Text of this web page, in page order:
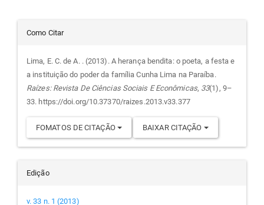
Detalhes
do
artigo
Como Citar
Lima, E. C. de A. . (2013). A herança bendita: o poeta, a festa e
a instituição do poder da família Cunha Lima na Paraíba.
Raízes: Revista De Ciências Sociais E Econômicas, 33(1), 9–
33. https://doi.org/10.37370/raizes.2013.v33.377
FOMATOS DE CITAÇÃO BAIXAR CITAÇÃO
Edição
v. 33 n. 1 (2013)